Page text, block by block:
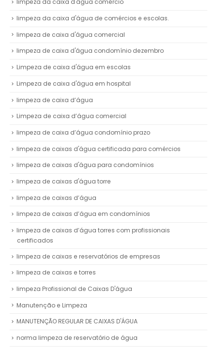
limpeza da caixa d'água comércio
limpeza da caixa d'água de comércios e escolas.
limpeza de caixa d'água comercial
limpeza de caixa d'água condomínio dezembro
Limpeza de caixa d'água em escolas
Limpeza de caixa d'água em hospital
limpeza de caixa d’água
Limpeza de caixa d’água comercial
limpeza de caixa d’água condomínio prazo
limpeza de caixas d'água certificada para comércios
limpeza de caixas d'água para condomínios
limpeza de caixas d'água torre
limpeza de caixas d’água
limpeza de caixas d’água em condomínios
limpeza de caixas d’água torres com profissionais
certificados
limpeza de caixas e reservatórios de empresas
limpeza de caixas e torres
limpeza Profissional de Caixas D'água
Manutenção e Limpeza
MANUTENÇÃO REGULAR DE CAIXAS D'ÁGUA
norma limpeza de reservatório de água